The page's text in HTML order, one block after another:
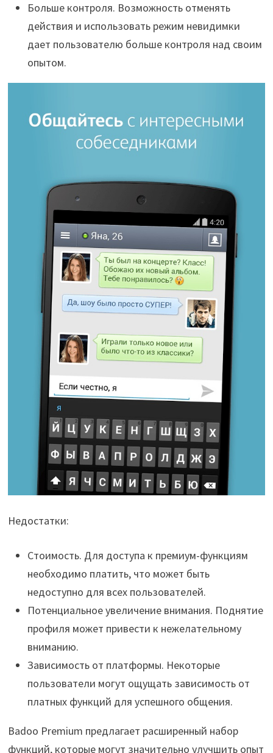
Больше контроля. Возможность отменять
действия и использовать режим невидимки
дает пользователю больше контроля над своим
опытом.
Недостатки:
Стоимость. Для доступа к премиум-функциям
необходимо платить, что может быть
недоступно для всех пользователей.
Потенциальное увеличение внимания. Поднятие
профиля может привести к нежелательному
вниманию.
Зависимость от платформы. Некоторые
пользователи могут ощущать зависимость от
платных функций для успешного общения.
Badoo Premium предлагает расширенный набор
функций, которые могут значительно улучшить опыт